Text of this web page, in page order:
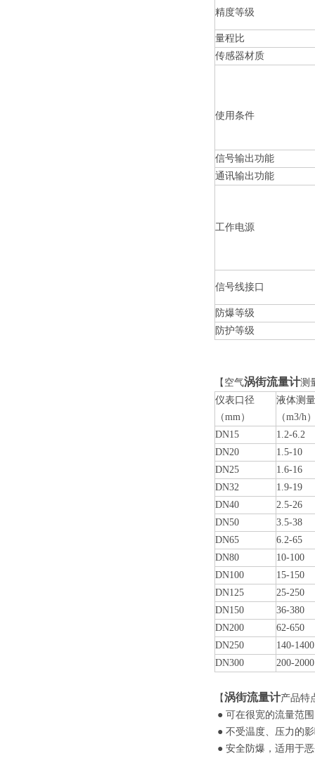
精度等级
量程比
传感器材质
使用条件
信号输出功能
通讯输出功能
工作电源
信号线接口
防爆等级
防护等级
【空气涡街流量计测
仪表口径
（mm）
液体测
（m3/h
DN15
1.2-6.2
DN20
1.5-10
DN25
1.6-16
DN32
1.9-19
DN40
2.5-26
DN50
3.5-38
DN65
6.2-65
DN80
10-100
DN100
15-150
DN125
25-250
DN150
36-380
DN200
62-650
DN250
140-1400
DN300
200-2000
【涡街流量计产品特
● 可在很宽的流量范
● 不受温度、压力的
● 安全防爆，适用于